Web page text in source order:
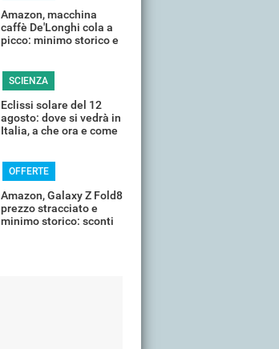
Amazon, macchina
caffè De'Longhi cola a
picco: minimo storico e
SCIENZA
Eclissi solare del 12
agosto: dove si vedrà in
Italia, a che ora e come
OFFERTE
Amazon, Galaxy Z Fold8
prezzo stracciato e
minimo storico: sconti